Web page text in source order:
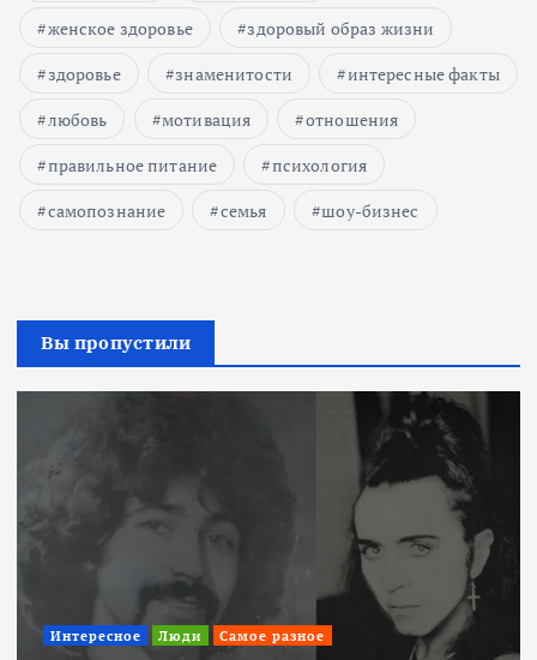
женское здоровье
здоровый образ жизни
здоровье
знаменитости
интересные факты
любовь
мотивация
отношения
правильное питание
психология
самопознание
семья шоу-бизнес
Вы пропустили
Интересное Люди Самое разное